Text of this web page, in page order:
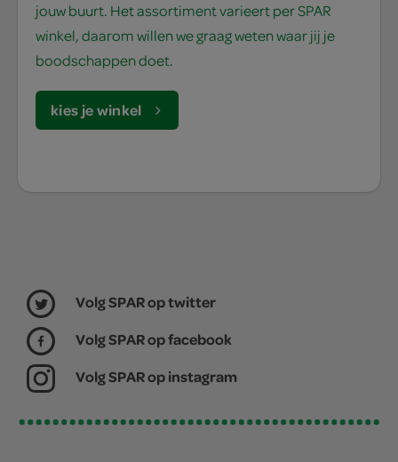
jouw buurt. Het assortiment varieert per SPAR
winkel, daarom willen we graag weten waar jij je
boodschappen doet.
kies je winkel
Volg SPAR op twitter
Volg SPAR op facebook
Volg SPAR op instagram